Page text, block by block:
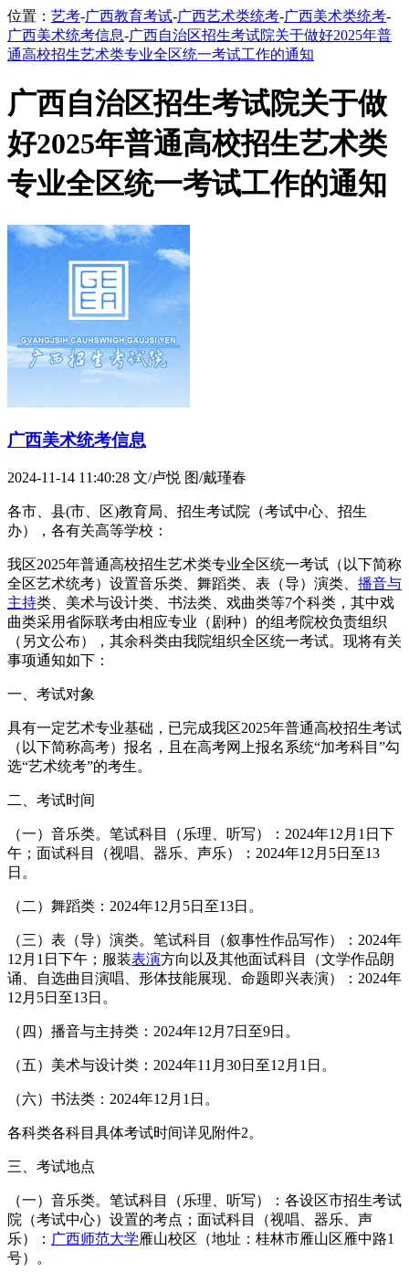
位置： 艺考-广西教育考试-广西艺术类统考-广西美术类统考-
广西美术统考信息-广西自治区招生考试院关于做好2025年普
通高校招生艺术类专业全区统一考试工作的通知
广西自治区招生考试院关于做
好2025年普通高校招生艺术类
专业全区统一考试工作的通知
广西美术统考信息
2024-11-14 11:40:28 文/卢悦 图/戴瑾春
各市、县(市、区)教育局、招生考试院（考试中心、招生
办），各有关高等学校：
我区2025年普通高校招生艺术类专业全区统一考试（以下简称
全区艺术统考）设置音乐类、舞蹈类、表（导）演类、 播音与
主持类、美术与设计类、书法类、戏曲类等7个科类，其中戏
曲类采用省际联考由相应专业（剧种）的组考院校负责组织
（另文公布），其余科类由我院组织全区统一考试。现将有关
事项通知如下：
一、考试对象
具有一定艺术专业基础，已完成我区2025年普通高校招生考试
（以下简称高考）报名，且在高考网上报名系统“加考科目”勾
选“艺术统考”的考生。
二、考试时间
（一）音乐类。笔试科目（乐理、听写）：2024年12月1日下
午；面试科目（视唱、器乐、声乐）：2024年12月5日至13
日。
（二）舞蹈类：2024年12月5日至13日。
（三）表（导）演类。笔试科目（叙事性作品写作）：2024年
12月1日下午；服装表演方向以及其他面试科目（文学作品朗
诵、自选曲目演唱、形体技能展现、命题即兴表演）：2024年
12月5日至13日。
（四）播音与主持类：2024年12月7日至9日。
（五）美术与设计类：2024年11月30日至12月1日。
（六）书法类：2024年12月1日。
各科类各科目具体考试时间详见附件2。
三、考试地点
（一）音乐类。笔试科目（乐理、听写）：各设区市招生考试
院（考试中心）设置的考点；面试科目（视唱、器乐、声
乐）： 广西师范大学雁山校区（地址：桂林市雁山区雁中路1
号）。